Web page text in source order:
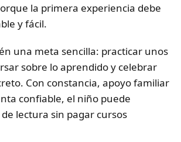
la primera experiencia debe
y fácil.
una meta sencilla: practicar unos
sobre lo aprendido y celebrar
Con constancia, apoyo familiar
confiable, el niño puede
lectura sin pagar cursos